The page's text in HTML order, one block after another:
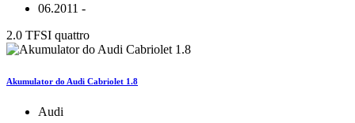
06.2011 -
2.0 TFSI quattro
Akumulator do Audi Cabriolet 1.8
Audi